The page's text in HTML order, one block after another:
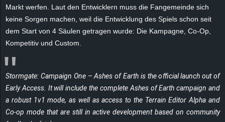
Markt werfen. Laut den Entwicklern muss die Fangemeinde sich
keine Sorgen machen, weil die Entwicklung des Spiels schon seit
dem Start von 4 Säulen getragen wurde: Die Kampagne, Co-Op,
Kompetitiv und Custom.
Stormgate: Campaign One – Ashes of Earth is the official launch out of
Early Access. It will include the completeAshes of Earth campaign and
a robust 1v1 mode, as well as access to the Terrain Editor Alpha and
Co-op mode that are still in active development based on community